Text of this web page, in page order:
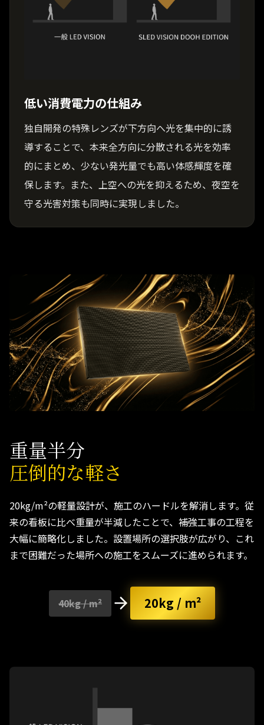
低い消費電力の仕組み
独自開発の特殊レンズが下方向へ光を集中的に誘
導することで、本来全方向に分散される光を効率
的にまとめ、少ない発光量でも高い体感輝度を確
保します。また、上空への光を抑えるため、夜空を
守る光害対策も同時に実現しました。
重量半分
圧倒的な軽さ
20kg/m²の軽量設計が、施工のハードルを解消します。従
来の看板に比べ重量が半減したことで、補強工事の工程を
大幅に簡略化しました。設置場所の選択肢が広がり、これ
まで困難だった場所への施工をスムーズに進められます。
40kg / m² 20kg / m²